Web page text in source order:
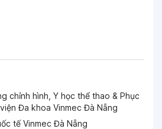
chỉnh hình, Y học thể thao & Phục
Đa khoa Vinmec Đà Nẵng
tế Vinmec Đà Nẵng